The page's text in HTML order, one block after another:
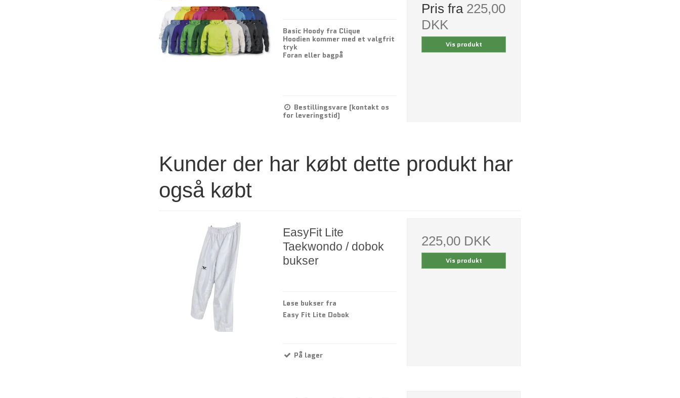
Basic Hoody fra Clique
Hoodien kommer med et valgfrit
tryk
Foran eller bagpå
Bestillingsvare (kontakt os
for leveringstid)
Pris fra 225,00
DKK
Vis produkt
Kunder der har købt dette produkt har
også købt
EasyFit Lite
Taekwondo / dobok
bukser
Løse bukser fra
Easy Fit Lite Dobok
På lager
225,00 DKK
Vis produkt